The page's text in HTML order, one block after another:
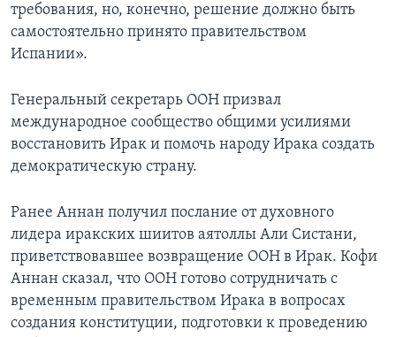
требования, но, конечно, решение должно быть
самостоятельно принято правительством
Испании».
Генеральный секретарь ООН призвал
международное сообщество общими усилиями
восстановить Ирак и помочь народу Ирака создать
демократическую страну.
Ранее Аннан получил послание от духовного
лидера иракских шиитов аятоллы Али Систани,
приветствовавшее возвращение ООН в Ирак. Кофи
Аннан сказал, что ООН готово сотрудничать с
временным правительством Ирака в вопросах
создания конституции, подготовки к проведению